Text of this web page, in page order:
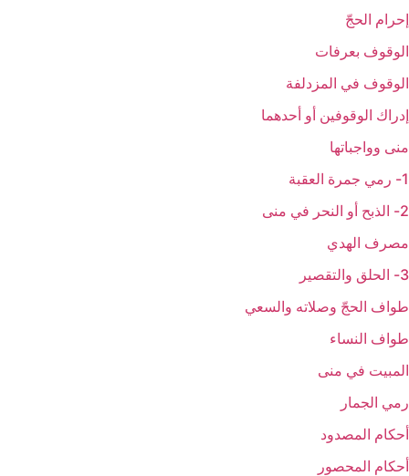
إحرام الحجّ‏
الوقوف بعرفات‏
الوقوف في المزدلفة
إدراك الوقوفين أو أحدهما
منى وواجباتها
1- رمي جمرة العقبة
2- الذبح أو النحر في منى
مصرف الهدي
3- الحلق والتقصير
طواف الحجّ وصلاته والسعي‏
طواف النساء
المبيت في منى‏
رمي الجمار
أحكام المصدود
أحكام المحصور